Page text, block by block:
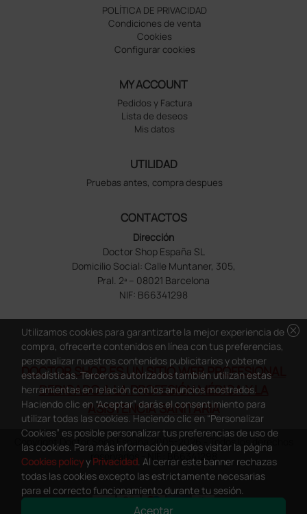
POLÍTICA DE PRIVACIDAD
Condiciones de venta
Cookies
Configurar cookies
MY ACCOUNT
Pedidos y Factura
Lista de deseos
Mis datos
UTILIDAD
Pruebas antes, compra despues
CONTACTOS
Dirección
Doctor Shop España SL
Domicilio Social: Calle Muntaner, 305,
Pral. 2ª – 08021 Barcelona
NIF: B66341298
DOCTOR SHOP ES UN SITIO WEB PROFESIONAL
DEDICADO A LA PROFESIÓN MÉDICA Y LA
ASISTENCIA SANITARIA
Copyright Doctor Shop España 2005-2026 - Todos los derechos
reservados - NIF.: B66341298
cancel
Utilizamos cookies para garantizarte la mejor experiencia de
compra, ofrecerte contenidos en línea con tus preferencias,
personalizar nuestros contenidos publicitarios y obtener
estadísticas. Terceros autorizados también utilizan estas
herramientas en relación con los anuncios mostrados.
Haciendo clic en “Aceptar” darás el consentimiento para
utilizar todas las cookies. Haciendo clic en “Personalizar
Cookies” es posible personalizar tus preferencias de uso de
las cookies. Para más información puedes visitar la página
Cookies policyy Privacidad. Al cerrar este banner rechazas
todas las cookies excepto las estrictamente necesarias
para el correcto funcionamiento durante tu sesión.
Aceptar